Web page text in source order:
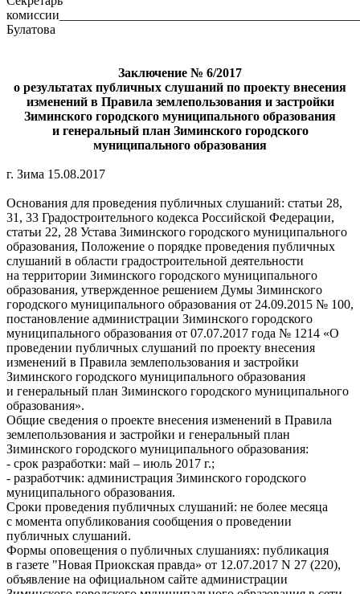
Булатова
Заключение № 6/2017
о результатах публичных слушаний по проекту внесения
изменений в Правила землепользования и застройки
Зиминского городского муниципального образования
и генеральный план Зиминского городского
муниципального образования
г. Зима 15.08.2017
Основания для проведения публичных слушаний: статьи 28,
31, 33 Градостроительного кодекса Российской Федерации,
статьи 22, 28 Устава Зиминского городского муниципального
образования, Положение о порядке проведения публичных
слушаний в области градостроительной деятельности
на территории Зиминского городского муниципального
образования, утвержденное решением Думы Зиминского
городского муниципального образования от 24.09.2015 № 100,
постановление администрации Зиминского городского
муниципального образования от 07.07.2017 года № 1214 «О
проведении публичных слушаний по проекту внесения
изменений в Правила землепользования и застройки
Зиминского городского муниципального образования
и генеральный план Зиминского городского муниципального
образования».
Общие сведения о проекте внесения изменений в Правила
землепользования и застройки и генеральный план
Зиминского городского муниципального образования:
- срок разработки: май – июль 2017 г.;
- разработчик: администрация Зиминского городского
муниципального образования.
Сроки проведения публичных слушаний: не более месяца
с момента опубликования сообщения о проведении
публичных слушаний.
Формы оповещения о публичных слушаниях: публикация
в газете "Новая Приокская правда» от 12.07.2017 N 27 (220),
объявление на официальном сайте администрации